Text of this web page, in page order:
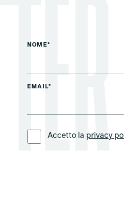
NOME*
EMAIL*
Accetto la privacy